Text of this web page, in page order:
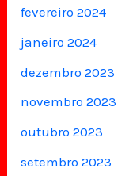
fevereiro 2024
janeiro 2024
dezembro 2023
novembro 2023
outubro 2023
setembro 2023